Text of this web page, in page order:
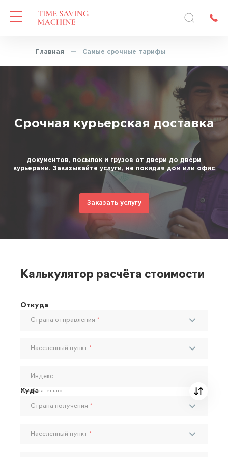
Главная — Самые срочные тарифы
Срочная курьерская доставка
документов, посылок и грузов от двери до двери
курьерами. Заказывайте услуги, не покидая дом или офис
Заказать услугу
Калькулятор расчёта стоимости
Откуда
Страна отправления *
Населенный пункт *
Индекс
Необязательно
Куда
Страна получения *
Населенный пункт *